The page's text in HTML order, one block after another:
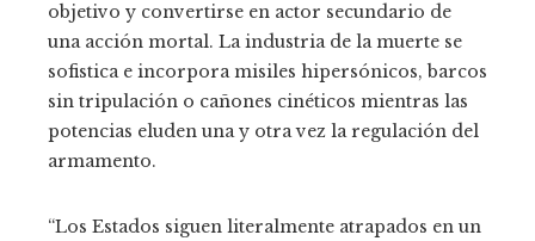
objetivo y convertirse en actor secundario de
una acción mortal. La industria de la muerte se
sofistica e incorpora misiles hipersónicos, barcos
sin tripulación o cañones cinéticos mientras las
potencias eluden una y otra vez la regulación del
armamento.
“Los Estados siguen literalmente atrapados en un